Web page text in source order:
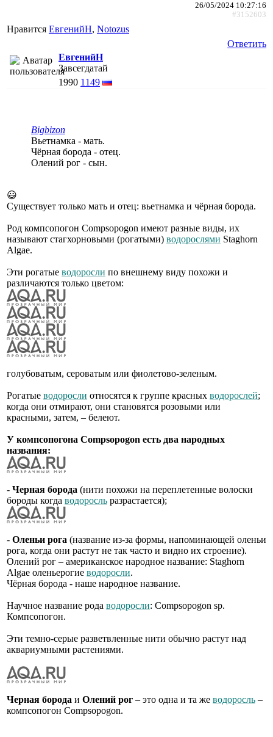
26/05/2024 10:27:16
#3152603
Нравится ЕвгенийН, Notozus
Ответить
ЕвгенийН
Завсегдатай
1990 1149
Bigbizon
Вьетнамка - мать.
Чёрная борода - отец.
Олений рог - сын.
😃
Существует только мать и отец: вьетнамка и чёрная борода.
Род компсопогон Compsopogon имеют разные виды, их
называют стагхорновыми (рогатыми) водорослями Staghorn
Algae.
Эти рогатые водоросли по внешнему виду похожи и
различаются только цветом:
голубоватым, сероватым или фиолетово-зеленым.
Рогатые водоросли относятся к группе красных водорослей;
когда они отмирают, они становятся розовыми или
красными, затем, – белеют.
У компсопогона Compsopogon есть два народных
названия:
- Черная борода (нити похожи на переплетенные волоски
бороды когда водоросль разрастается);
- Оленьи рога (название из-за формы, напоминающей оленьи
рога, когда они растут не так часто и видно их строение).
Олений рог – американское народное название: Staghorn
Algae оленьерогие водоросли.
Чёрная борода - наше народное название.
Научное название рода водоросли: Compsopogon sp.
Компсопогон.
Эти темно-серые разветвленные нити обычно растут над
аквариумными растениями.
Черная борода и Олений рог – это одна и та же водоросль –
компсопогон Compsopogon.